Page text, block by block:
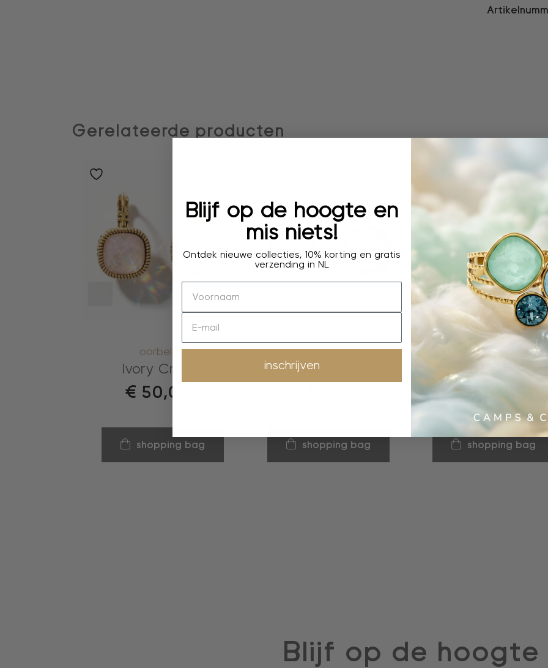
Gerelateerde producten
oorbellen
Ivory Cream
€ 50,00
shopping bag
oorbellen
Light Rose
shopping bag
oorbellen
Rouge Coquille
€50,00
shopping bag
Blijf op de hoogte
Blijf op de hoogte en
mis niets!
Ontdek nieuwe collecties, 10% korting en gratis
verzending in NL
inschrijven